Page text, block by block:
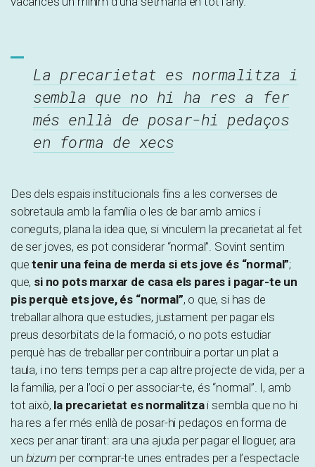
La precarietat es normalitza i
sembla que no hi ha res a fer
més enllà de posar-hi pedaços
en forma de xecs
Des dels espais institucionals fins a les converses de
sobretaula amb la família o les de bar amb amics i
coneguts, plana la idea que, si vinculem la precarietat al fet
de ser joves, es pot considerar “normal”. Sovint sentim
que tenir una feina de merda si ets jove és “normal”;
que, si no pots marxar de casa els pares i pagar-te un
pis perquè ets jove, és “normal”, o que, si has de
treballar alhora que estudies, justament per pagar els
preus desorbitats de la formació, o no pots estudiar
perquè has de treballar per contribuir a portar un plat a
taula, i no tens temps per a cap altre projecte de vida, per a
la família, per a l’oci o per associar-te, és “normal”. I, amb
tot això, la precarietat es normalitzai sembla que no hi
ha res a fer més enllà de posar-hi pedaços en forma de
xecs per anar tirant: ara una ajuda per pagar el lloguer, ara
un bizum per comprar-te unes entrades per a l’espectacle